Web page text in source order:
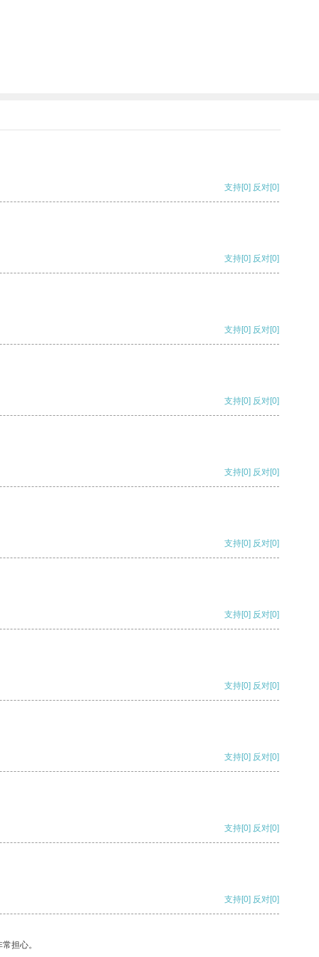
支持[0] 反对[0]
支持[0] 反对[0]
支持[0] 反对[0]
支持[0] 反对[0]
支持[0] 反对[0]
支持[0] 反对[0]
支持[0] 反对[0]
支持[0] 反对[0]
支持[0] 反对[0]
支持[0] 反对[0]
支持[0] 反对[0]
担心。